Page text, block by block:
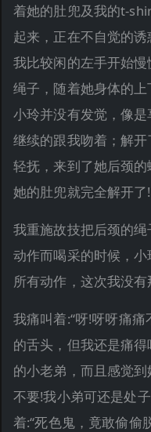
着她的肚兜及我的t-
起来，正在不自觉的诱
我比较闲的左手开始
绳子，随着她身体的
小玲并没有发觉，像
继续的跟我吻着；解
轻抚，来到了她后颈
她的肚兜就完全解开
我重施故技把后颈的
动作而喝采的时候，
所有动作，这次我没有
我痛叫着:“呀!呀呀痛
的舌头，但我还是痛
的小老弟，而且感觉
不要!我小弟可还是处
着:“死色鬼，竟敢偷偷